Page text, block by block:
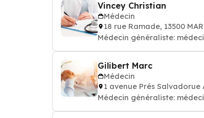
Vincey Christian
Médecin
18 rue Ramade, 13500
Médecin généraliste:
Gilibert Marc
Médecin
1 avenue Prés Salvadorue
Médecin généraliste: